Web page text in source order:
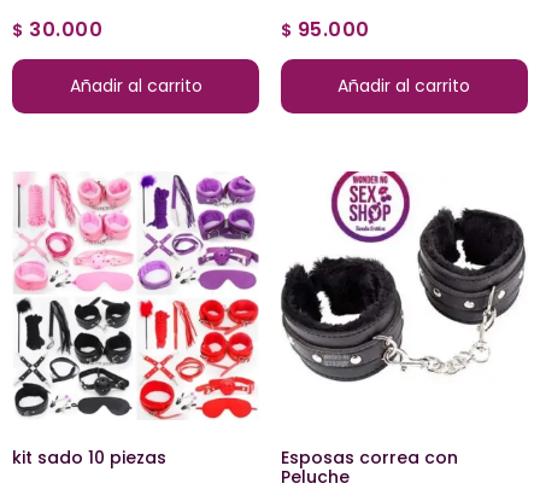
$ 30.000
Añadir al carrito
$ 95.000
Añadir al carrito
kit sado 10 piezas
Esposas correa con
Peluche